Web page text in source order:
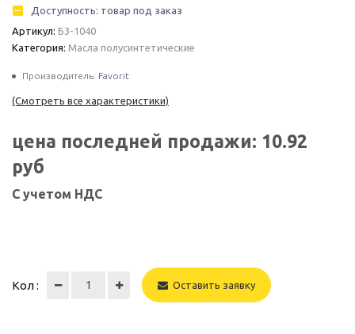
Доступность: товар под заказ
Артикул: Б3-1040
Категория: Масла полусинтетические
Производитель: Favorit
(Смотреть все характеристики)
цена последней продажи: 10.92
руб
С учетом НДС
Кол : Оставить заявку